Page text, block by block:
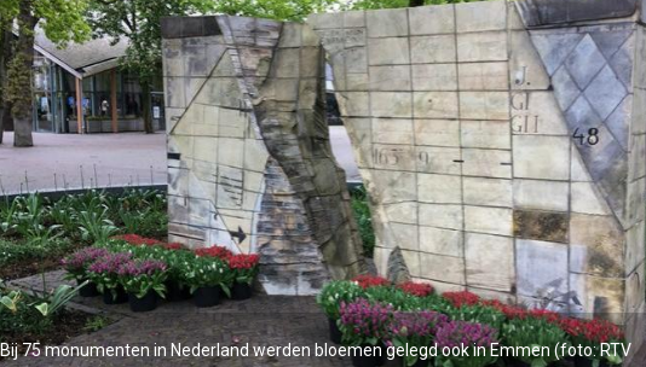
Bij 75 monumenten in Nederland werden bloemen gelegd ook in Emmen (foto: RTV